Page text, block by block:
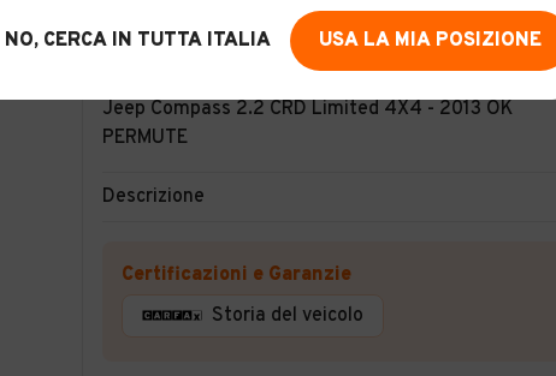
Jeep Compass 2.2 CRD Limited 4X4 - 2013 OK
PERMUTE
Descrizione
Certificazioni e Garanzie
Storia del veicolo
NO, CERCA IN TUTTA ITALIA USA LA MIA POSIZIONE